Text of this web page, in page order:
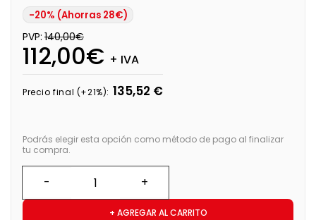
-20% (Ahorras 28€)
PVP: 140,00€
112,00€ + IVA
Precio final (+21%): 135,52 €
Podrás elegir esta opción como método de pago al finalizar
tu compra.
+ AGREGAR AL CARRITO